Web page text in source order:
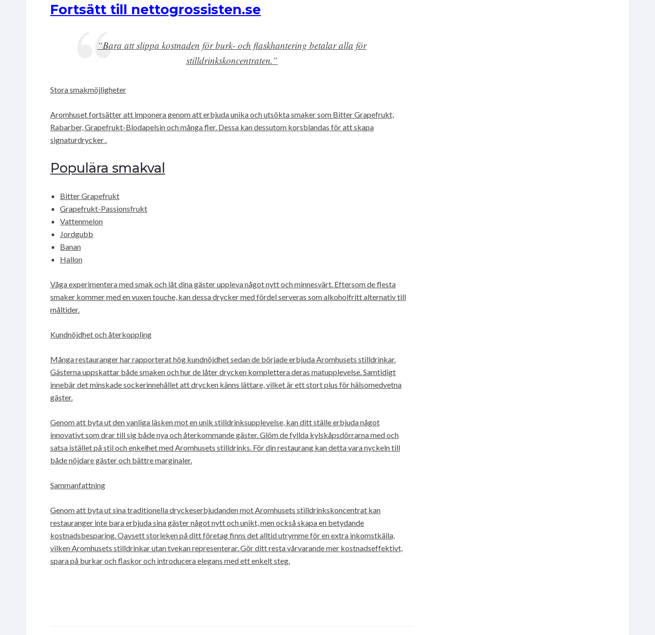
Fortsätt till nettogrossisten.se
“Bara att slippa kostnaden för burk- och flaskhantering betalar alla för
stilldrinkskoncentraten.”
Stora smakmöjligheter
Aromhuset fortsätter att imponera genom att erbjuda unika och utsökta smaker som Bitter Grapefrukt,
Rabarber, Grapefrukt-Blodapelsin och många fler. Dessa kan dessutom korsblandas för att skapa
signaturdrycker .
Populära smakval
Bitter Grapefrukt
Grapefrukt-Passionsfrukt
Vattenmelon
Jordgubb
Banan
Hallon
Våga experimentera med smak och låt dina gäster uppleva något nytt och minnesvärt. Eftersom de flesta
smaker kommer med en vuxen touche, kan dessa drycker med fördel serveras som alkoholfritt alternativ till
måltider.
Kundnöjdhet och återkoppling
Många restauranger har rapporterat hög kundnöjdhet sedan de började erbjuda Aromhusets stilldrinkar.
Gästerna uppskattar både smaken och hur de låter drycken komplettera deras matupplevelse. Samtidigt
innebär det minskade sockerinnehållet att drycken känns lättare, vilket är ett stort plus för hälsomedvetna
gäster.
Genom att byta ut den vanliga läsken mot en unik stilldrinksupplevelse, kan ditt ställe erbjuda något
innovativt som drar till sig både nya och återkommande gäster. Glöm de fyllda kylskåpsdörrarna med och
satsa istället på stil och enkelhet med Aromhusets stilldrinks. För din restaurang kan detta vara nyckeln till
både nöjdare gäster och bättre marginaler.
Sammanfattning
Genom att byta ut sina traditionella dryckeserbjudanden mot Aromhusets stilldrinkskoncentrat kan
restauranger inte bara erbjuda sina gäster något nytt och unikt, men också skapa en betydande
kostnadsbesparing. Oavsett storleken på ditt företag finns det alltid utrymme för en extra inkomstkälla,
vilken Aromhusets stilldrinkar utan tvekan representerar. Gör ditt resta vårvarande mer kostnadseffektivt,
spara på burkar och flaskor och introducera elegans med ett enkelt steg.